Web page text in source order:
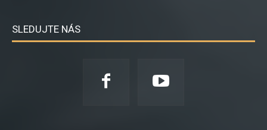
SLEDUJTE NÁS